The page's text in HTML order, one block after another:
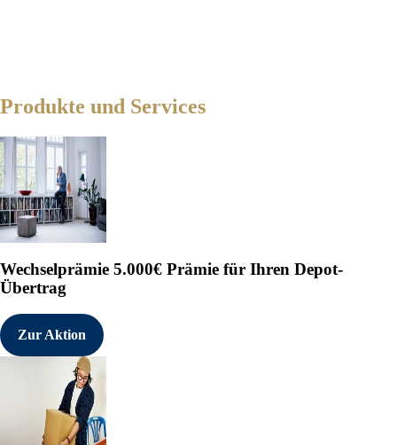
Produkte und Services
Wechselprämie 5.000€ Prämie für Ihren Depot-
Übertrag
Zur Aktion